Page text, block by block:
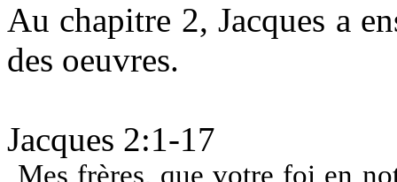
Au chapitre 2, Jacques a
des oeuvres.
Jacques 2:1-17
Mes frères, que votre foi en